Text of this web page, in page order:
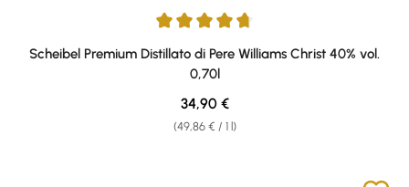
Average rating of 4.69 out of 5 stars
Scheibel Premium Distillato di Pere Williams Christ 40% vol.
0,70l
(49,86 € / 1 l)
Regular price:
34,90 €